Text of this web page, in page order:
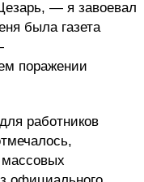
— я завоевал
была газета
поражении
работников
массовых